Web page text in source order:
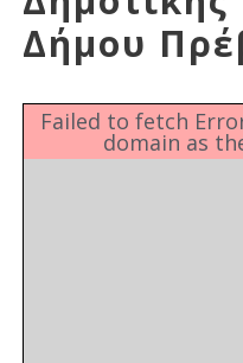
Δήμου
Failed to fetch
domain as